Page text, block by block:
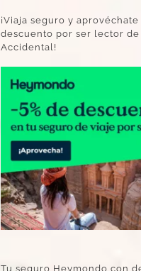
¡Viaja seguro y aprovéchate
descuento por ser lector de
Accidental!
Tu seguro Heymondo con